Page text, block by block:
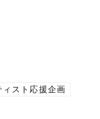
スト応援企画